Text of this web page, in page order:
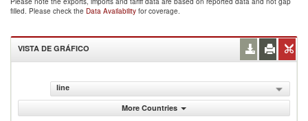
filled. Please check the Data Availability for coverage.
VISTA DE GRÁFICO
line
More Countries